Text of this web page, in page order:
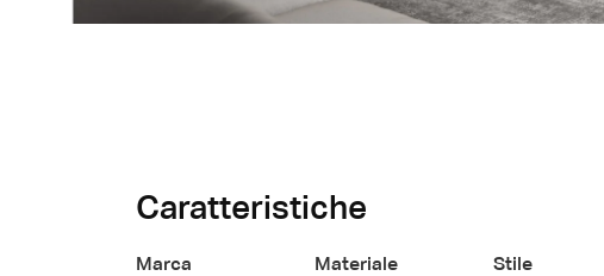
Caratteristiche
Marca Materiale Stile